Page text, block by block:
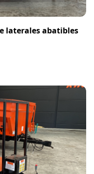
laterales abatibles